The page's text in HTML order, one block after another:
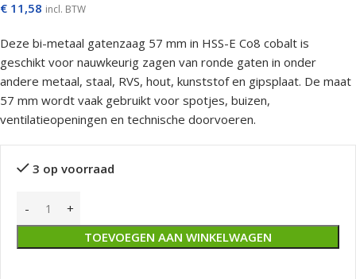
€ 11,58 incl. BTW
Deze bi-metaal gatenzaag 57 mm in HSS-E Co8 cobalt is
geschikt voor nauwkeurig zagen van ronde gaten in onder
andere metaal, staal, RVS, hout, kunststof en gipsplaat. De maat
57 mm wordt vaak gebruikt voor spotjes, buizen,
ventilatieopeningen en technische doorvoeren.
3 op voorraad
TOEVOEGEN AAN WINKELWAGEN